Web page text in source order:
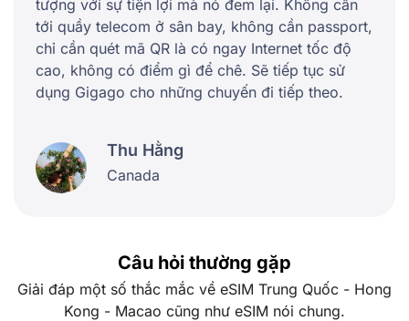
tượng với sự tiện lợi mà nó đem lại. Không cần
tới quầy telecom ở sân bay, không cần passport,
chỉ cần quét mã QR là có ngay Internet tốc độ
cao, không có điểm gì để chê. Sẽ tiếp tục sử
dụng Gigago cho những chuyến đi tiếp theo.
Thu Hằng
Canada
Câu hỏi thường gặp
Giải đáp một số thắc mắc về eSIM Trung Quốc - Hong
Kong - Macao cũng như eSIM nói chung.